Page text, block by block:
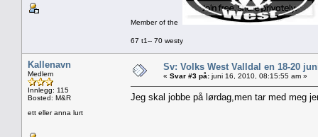
Member of the
67 t1-- 70 westy
Kallenavn
Medlem
Innlegg: 115
Bosted: M&R
ett eller anna lurt
Sv: Volks West Valldal en 18-20
« Svar #3 på: juni 16, 2010, 08:15:55 am »
Jeg skal jobbe på lørdag,men tar med meg